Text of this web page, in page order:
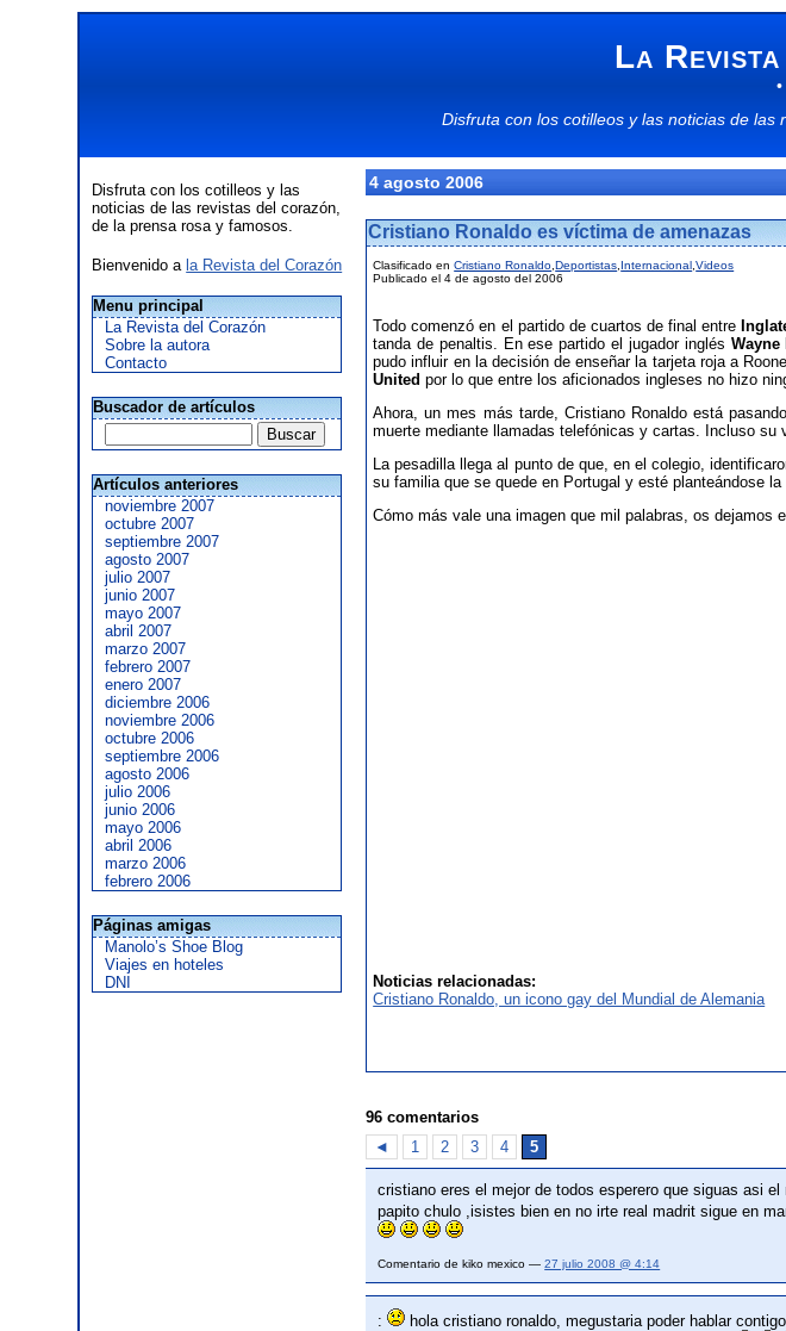
La
Disfruta con los cotilleosy las noticiasde las
Disfruta con los cotilleos y las
noticias de las revistas del corazón,
de la prensa rosa y famosos.
Bienvenido a la Revista del Corazón
Menu principal
La Revista del Corazón
Sobre la autora
Contacto
Buscador de artículos
Artículos anteriores
noviembre 2007
octubre 2007
septiembre 2007
agosto 2007
julio 2007
junio 2007
mayo 2007
abril 2007
marzo 2007
febrero 2007
enero 2007
diciembre 2006
noviembre 2006
octubre 2006
septiembre 2006
agosto 2006
julio 2006
junio 2006
mayo 2006
abril 2006
marzo 2006
febrero 2006
Páginas amigas
Manolo’s Shoe Blog
Viajes en hoteles
DNI
4 agosto 2006
Cristiano Ronaldo es víctima de amenazas
Clasificado enCristiano Ronaldo ,Deportistas Internacional ,Videos
Publicado el 4 de agosto del 2006
Todo comenzó en el partido de cuartos de final entre
tanda de penaltis. En ese partido el jugador inglés Wayne
pudo influir en la decisión de enseñar la tarjeta roja a
United por lo que entre los aficionados ingleses no hizo
Ahora, un mes más tarde, Cristiano Ronaldo está
muerte mediante llamadas telefónicas y cartas. Incluso su
La pesadilla llega al punto de que, en el colegio,
su familia que se quede en Portugal y esté planteándose
Cómo más vale una imagen que mil palabras, os dejamos
Noticias relacionadas:
Cristiano Ronaldo, un icono gay del Mundial de Alemania
96 comentarios
◄
1 2 3 4 5
cristiano eres el mejor de todos esperero que siguas asi
papito chulo ,isistes bien en no irte real madrit sigue en
Comentario de kiko mexico —27 julio 2008 @ 4:14
:
hola cristiano ronaldo, megustaria poder hablar